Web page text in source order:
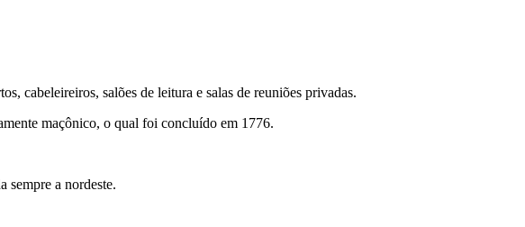
cabeleireiros, salões de leitura e salas de reuniões privadas.
maçônico, o qual foi concluído em 1776.
sempre a nordeste.